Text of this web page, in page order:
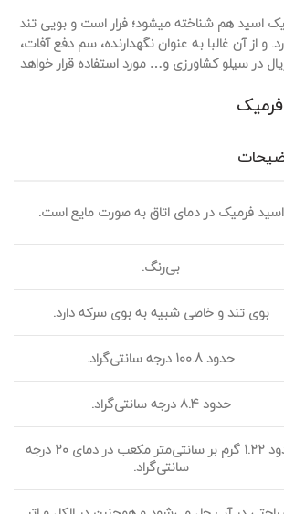
اسید هم شناخته میشود؛ فرار است و بویی تند
و از آن غالبا به عنوان نگهدارنده، سم دفع آفات،
در سیلو کشاورزی و… مورد استفاده قرار خواهد
اسید فرمیک در دمای اتاق به صورت مایع است.
بی‌رنگ.
بوی تند و خاصی شبیه به بوی سرکه دارد.
حدود 100.8 درجه سانتی‌گراد.
حدود 8.4 درجه سانتی‌گراد.
حدود 1.22 گرم بر سانتی‌متر مکعب در دمای 20 درجه
سانتی‌گراد.